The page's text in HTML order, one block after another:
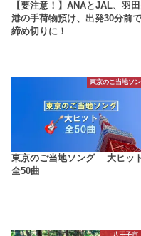
【要注意！】ANAとJAL、羽
港の手荷物預け、出発30分前
締め切りに！
東京のご当地ソ
東京のご当地ソング 大ヒッ
全50曲